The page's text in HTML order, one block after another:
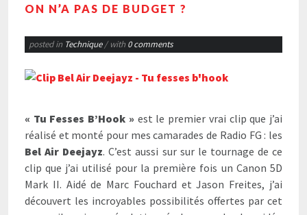
ON N’A PAS DE BUDGET ?
posted in Technique / with 0 comments
« Tu Fesses B’Hook » est le premier vrai clip que j’ai
réalisé et monté pour mes camarades de Radio FG : les
Bel Air Deejayz. C’est aussi sur sur le tournage de ce
clip que j’ai utilisé pour la première fois un Canon 5D
Mark II. Aidé de Marc Fouchard et Jason Freites, j’ai
découvert les incroyables possibilités offertes par cet